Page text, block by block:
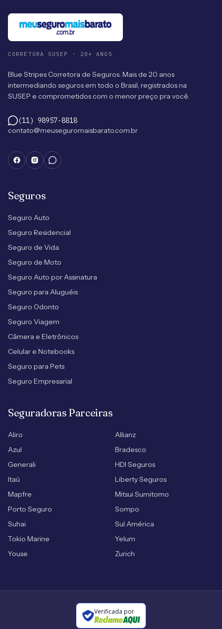
CORRETORA SUSEP · 20+ ANOS
Blue Stripes Corretora de Seguros. Mais de 20 anos
intermediando seguros em todo o Brasil, registrados na
SUSEP e comprometidos com o menor preço pra você.
(11) 98957-8818
contato@meuseguromaisbarato.com.br
Seguros
Seguro Auto
Seguro Residencial
Seguro de Vida
Seguro de Moto
Seguro Auto por Assinatura
Seguro para Aluguéis
Seguro Odonto
Seguro Viagem
Câmera e Eletrônicos
Celular e Notebooks
Seguro para Pets
Seguro Empresarial
Seguradoras Parceiras
Aliro
Allianz
Azul
Bradesco
Generali
HDI Seguros
Itaú
Liberty Seguros
Mapfre
Mitsui Sumitomo
Porto Seguro
Sompo
Suhai
Sul América
Tokio Marine
Yelum
Youse
Zurich
Verificada por